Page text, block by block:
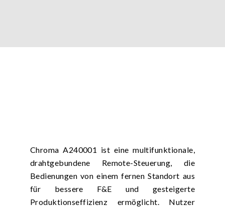
Chroma A240001 ist eine multifunktionale,
drahtgebundene Remote-Steuerung, die
Bedienungen von einem fernen Standort aus
für bessere F&E und gesteigerte
Produktionseffizienz ermöglicht. Nutzer